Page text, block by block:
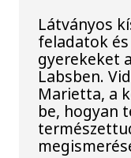
Látványos
feladatok
gyerekeket
Labsben.
Marietta, a
be, hogyan